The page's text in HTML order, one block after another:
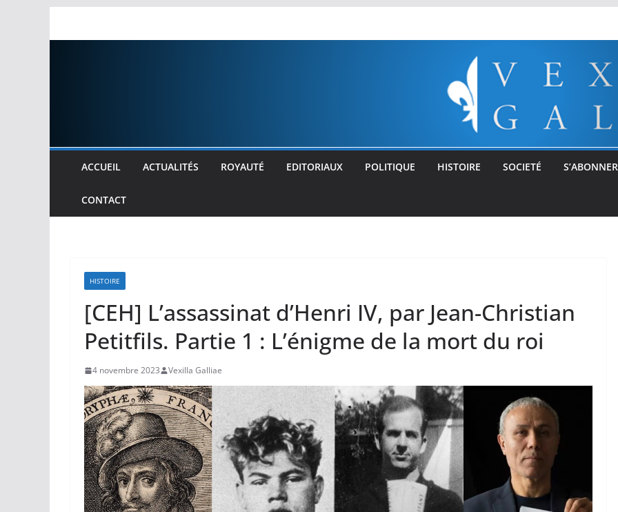
ACCUEIL ACTUALITÉS ROYAUTÉ EDITORIAUX POLITIQUE HISTOIRE SOCIETÉ
CONTACT
HISTOIRE
[CEH] L’assassinat d’Henri IV, par Jean-Christian
Petitfils. Partie 1 : L’énigme de la mort du roi
4 novembre 2023 Vexilla Galliae